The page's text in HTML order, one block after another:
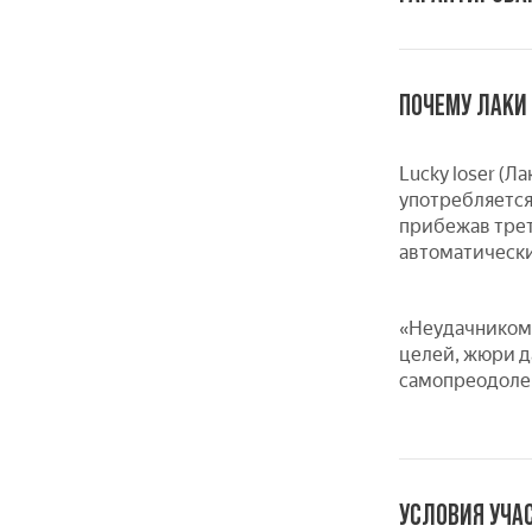
ПОЧЕМУ
Lucky loser
прибежав
целей, жюри
УСЛОВИЯ